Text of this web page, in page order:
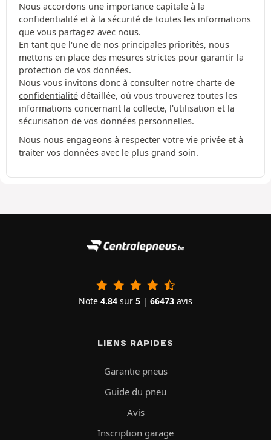
Nous accordons une importance capitale à la
confidentialité et à la sécurité de toutes les informations
que vous partagez avec nous.
En tant que l'une de nos principales priorités, nous
mettons en place des mesures strictes pour garantir la
protection de vos données.
Nous vous invitons donc à consulter notre charte de
confidentialité détaillée, où vous trouverez toutes les
informations concernant la collecte, l'utilisation et la
sécurisation de vos données personnelles.
Nous nous engageons à respecter votre vie privée et à
traiter vos données avec le plus grand soin.
Note 4.84 sur 5 | 66473 avis
LIENS RAPIDES
Garantie pneus
Guide du pneu
Avis
Inscription garage